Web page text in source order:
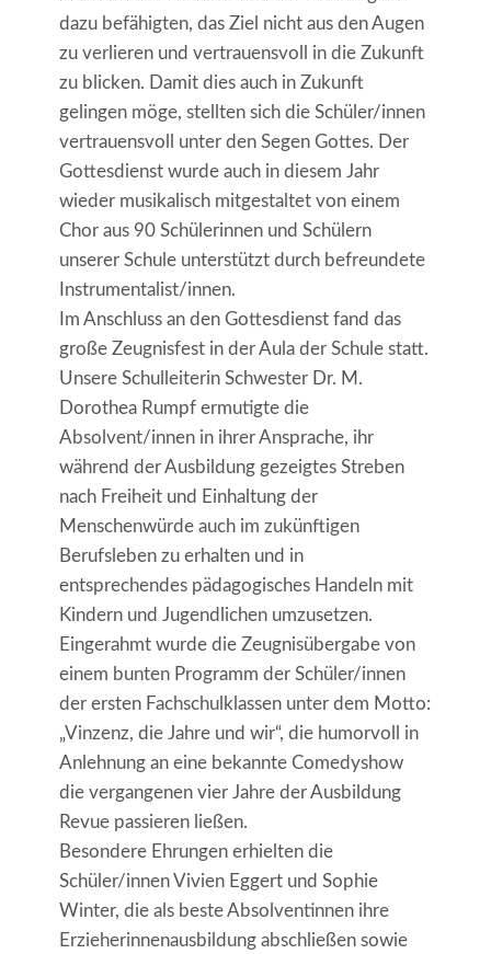
dazu befähigten, das Ziel nicht aus den Augen
zu verlieren und vertrauensvoll in die Zukunft
zu blicken. Damit dies auch in Zukunft
gelingen möge, stellten sich die Schüler/innen
vertrauensvoll unter den Segen Gottes. Der
Gottesdienst wurde auch in diesem Jahr
wieder musikalisch mitgestaltet von einem
Chor aus 90 Schülerinnen und Schülern
unserer Schule unterstützt durch befreundete
Instrumentalist/innen.
Im Anschluss an den Gottesdienst fand das
große Zeugnisfest in der Aula der Schule statt.
Unsere Schulleiterin Schwester Dr. M.
Dorothea Rumpf ermutigte die
Absolvent/innen in ihrer Ansprache, ihr
während der Ausbildung gezeigtes Streben
nach Freiheit und Einhaltung der
Menschenwürde auch im zukünftigen
Berufsleben zu erhalten und in
entsprechendes pädagogisches Handeln mit
Kindern und Jugendlichen umzusetzen.
Eingerahmt wurde die Zeugnisübergabe von
einem bunten Programm der Schüler/innen
der ersten Fachschulklassen unter dem Motto:
„Vinzenz, die Jahre und wir“, die humorvoll in
Anlehnung an eine bekannte Comedyshow
die vergangenen vier Jahre der Ausbildung
Revue passieren ließen.
Besondere Ehrungen erhielten die
Schüler/innen Vivien Eggert und Sophie
Winter, die als beste Absolventinnen ihre
Erzieherinnenausbildung abschließen sowie